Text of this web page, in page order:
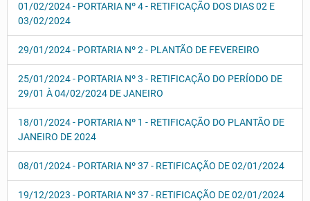
01/02/2024 - PORTARIA Nº 4 - RETIFICAÇÃO DOS DIAS 02 E
03/02/2024
29/01/2024 - PORTARIA Nº 2 - PLANTÃO DE FEVEREIRO
25/01/2024 - PORTARIA Nº 3 - RETIFICAÇÃO DO PERÍODO DE
29/01 À 04/02/2024 DE JANEIRO
18/01/2024 - PORTARIA Nº 1 - RETIFICAÇÃO DO PLANTÃO DE
JANEIRO DE 2024
08/01/2024 - PORTARIA Nº 37 - RETIFICAÇÃO DE 02/01/2024
19/12/2023 - PORTARIA Nº 37 - RETIFICAÇÃO DE 02/01/2024